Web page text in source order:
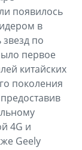
появилось
в
по
первое
китайских
поколения
4G и
Geely